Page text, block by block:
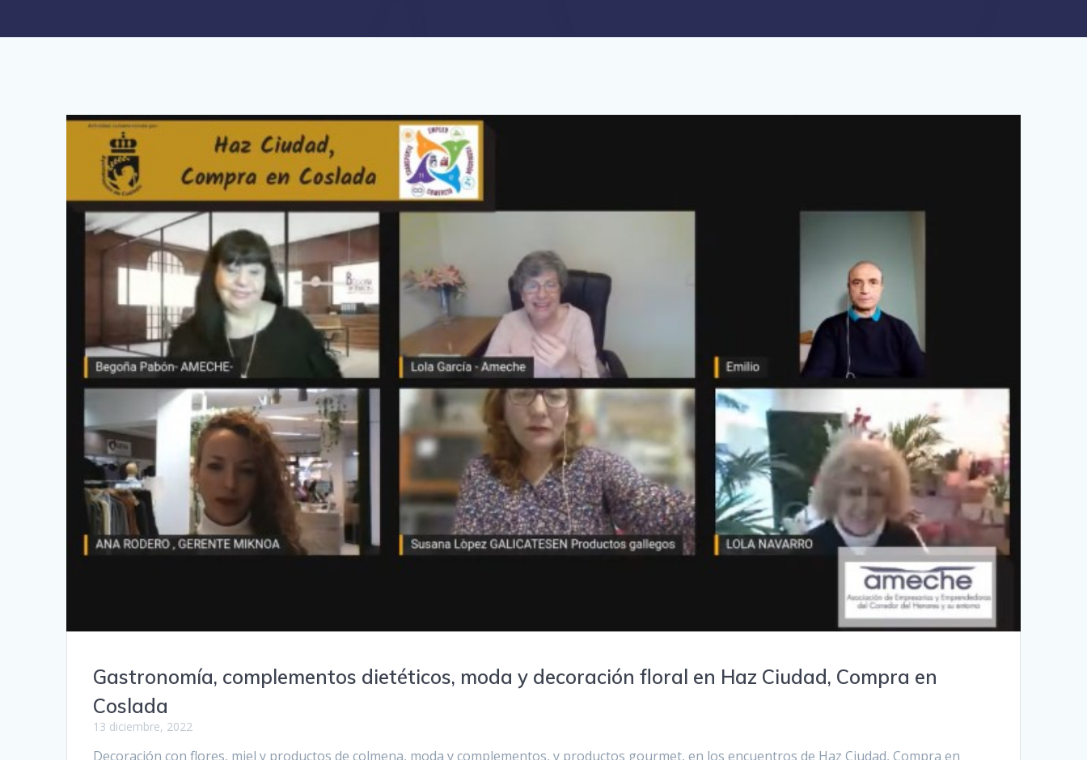
Gastronomía, complementos dietéticos, moda y decoración floral en Haz Ciudad, Compra en
Coslada
13 diciembre, 2022
Decoración con flores, miel y productos de colmena, moda y complementos, y productos gourmet, en los encuentros de Haz Ciudad, Compra en